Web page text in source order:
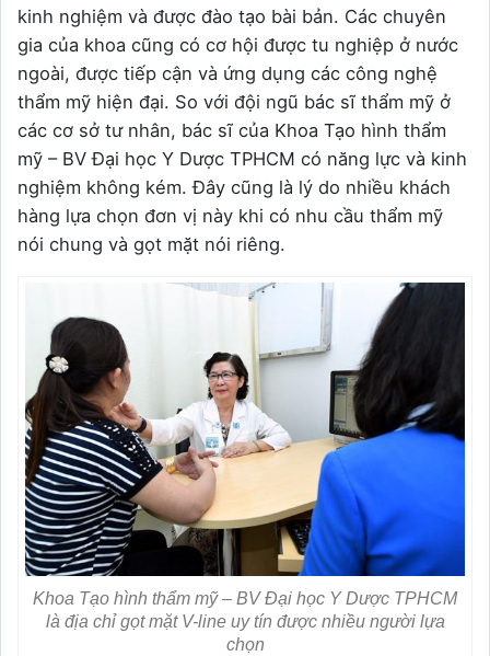
kinh nghiệm và được đào tạo bài bản. Các chuyên
gia của khoa cũng có cơ hội được tu nghiệp ở nước
ngoài, được tiếp cận và ứng dụng các công nghệ
thẩm mỹ hiện đại. So với đội ngũ bác sĩ thẩm mỹ ở
các cơ sở tư nhân, bác sĩ của Khoa Tạo hình thẩm
mỹ – BV Đại học Y Dược TPHCM có năng lực và kinh
nghiệm không kém. Đây cũng là lý do nhiều khách
hàng lựa chọn đơn vị này khi có nhu cầu thẩm mỹ
nói chung và gọt mặt nói riêng.
Khoa Tạo hình thẩm mỹ – BV Đại học Y Dược TPHCM
là địa chỉ gọt mặt V-line uy tín được nhiều người lựa
chọn